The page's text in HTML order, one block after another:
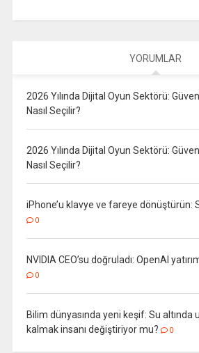
YORUMLAR
2026 Yılında Dijital Oyun Sektörü:
Nasıl Seçilir?
2026 Yılında Dijital Oyun Sektörü:
Nasıl Seçilir?
iPhone’u klavye ve fareye dönüştürün:
0
NVIDIA CEO’su doğruladı: OpenAI
0
Bilim dünyasında yeni keşif: Su altında
kalmak insanı değiştiriyor mu?
0